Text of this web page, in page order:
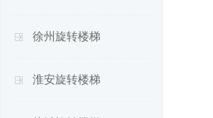
徐州旋转楼梯
淮安旋转楼梯